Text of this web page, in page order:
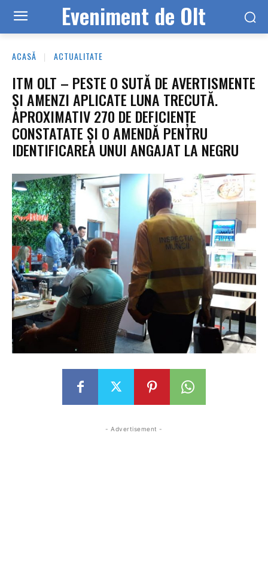
Eveniment de Olt
ACASĂ ACTUALITATE
ITM OLT – PESTE O SUTĂ DE AVERTISMENTE
ȘI AMENZI APLICATE LUNA TRECUTĂ.
APROXIMATIV 270 DE DEFICIENȚE
CONSTATATE ȘI O AMENDĂ PENTRU
IDENTIFICAREA UNUI ANGAJAT LA NEGRU
- Advertisement -